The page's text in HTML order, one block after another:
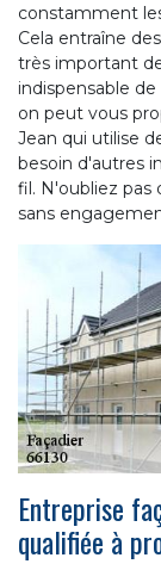
constamment
Cela entraîne
très important
indispensable
on peut vous
Jean qui utilise
besoin d'autres
fil. N'oubliez
sans
Entreprise
qualifiée à